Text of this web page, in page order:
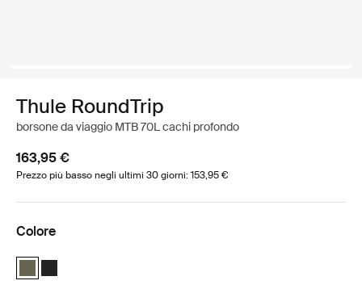
Thule RoundTrip
borsone da viaggio MTB 70L cachi profondo
163,95 €
Prezzo più basso negli ultimi 30 giorni: 153,95 €
Colore
Thule Roundtrip MTB duffel 70L Cachi profondo (selected)
Thule Roundtrip MTB duffel 70L Nero